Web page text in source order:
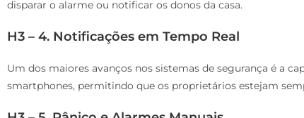
disparar o alarme ou notificar os donos da casa.
H3 – 4. Notificações em Tempo Real
Um dos maiores avanços nos sistemas de segurança é a
smartphones, permitindo que os proprietários estejam